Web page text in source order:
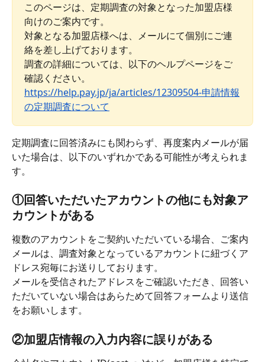
このページは、定期調査の対象となった加盟店様
向けのご案内です。
対象となる加盟店様へは、メールにて個別にご連
絡を差し上げております。
調査の詳細については、以下のヘルプページをご
確認ください。
https://help.pay.jp/ja/articles/12309504-申請情報
の定期調査について
定期調査に回答済みにも関わらず、再度案内メールが届
いた場合は、以下のいずれかである可能性が考えられま
す。
①回答いただいたアカウントの他にも対象ア
カウントがある
複数のアカウントをご契約いただいている場合、ご案内
メールは、調査対象となっているアカウントに紐づくア
ドレス宛毎にお送りしております。
メールを受信されたアドレスをご確認いただき、回答い
ただいていない場合はあらためて回答フォームより送信
をお願いします。
②加盟店情報の入力内容に誤りがある